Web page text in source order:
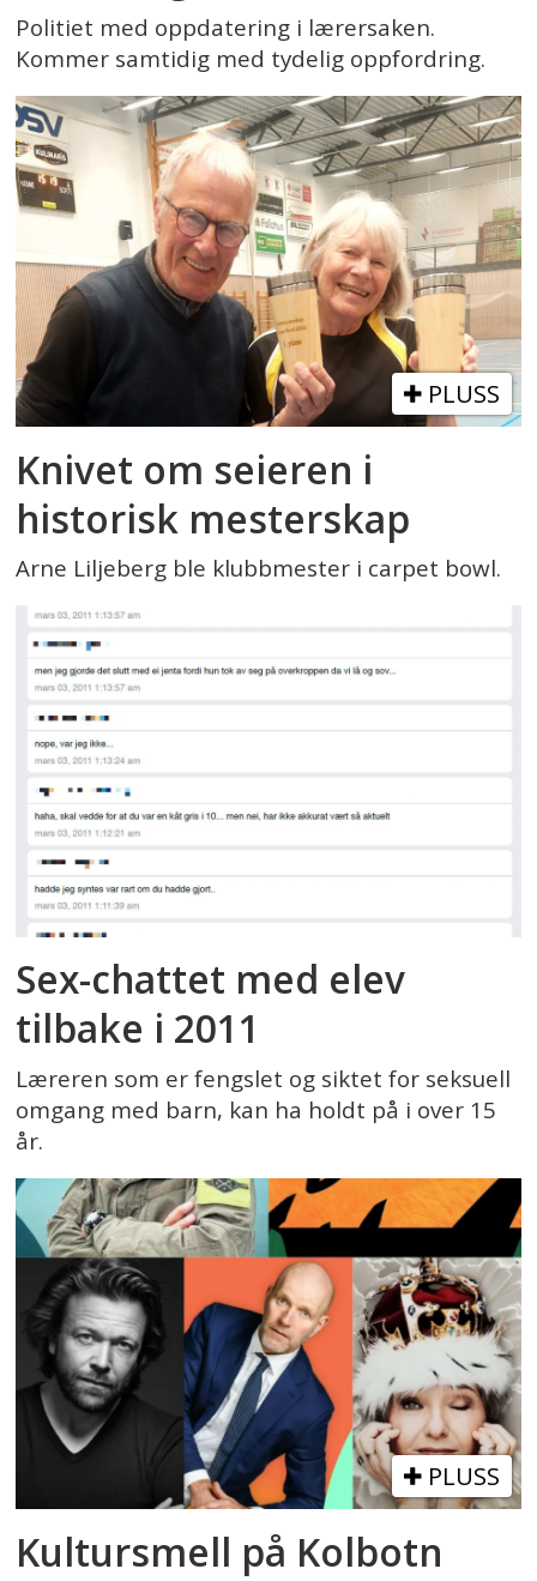
Politiet med oppdatering i lærersaken.
Kommer samtidig med tydelig oppfordring.
PLUSS
Knivet om seieren i
historisk mesterskap
Arne Liljeberg ble klubbmester i carpet bowl.
Sex-chattet med elev
tilbake i 2011
Læreren som er fengslet og siktet for seksuell
omgang med barn, kan ha holdt på i over 15
år.
PLUSS
Kultursmell på Kolbotn